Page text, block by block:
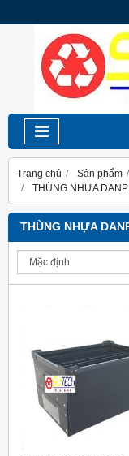
Trang chủ Sản phẩm
THÙNG NHỰA
THÙNG NHỰA